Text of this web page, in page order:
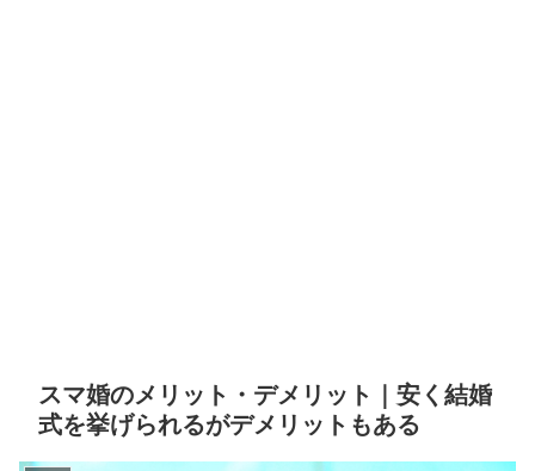
スマ婚のメリット・デメリット｜安く結婚
式を挙げられるがデメリットもある